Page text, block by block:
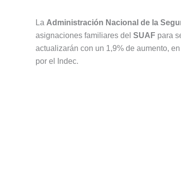
La Administración Nacional de la
asignaciones familiares del SUAF para
actualizarán con un 1,9% de aumento,
por el Indec.